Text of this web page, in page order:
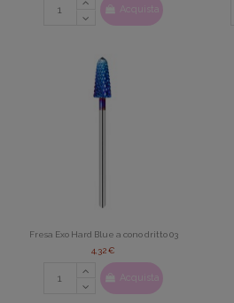
Acquista
Fresa Exo Hard Blue a cono dritto 03
4,32 €
Acquista